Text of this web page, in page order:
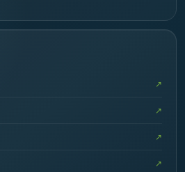
↗
↗
↗
↗